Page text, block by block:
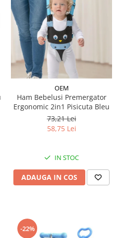
OEM
Ham Bebelusi Premergator
Ergonomic 2in1 Pisicuta Bleu
73,21 Lei
58,75 Lei
IN STOC
ADAUGA IN COS
-22%